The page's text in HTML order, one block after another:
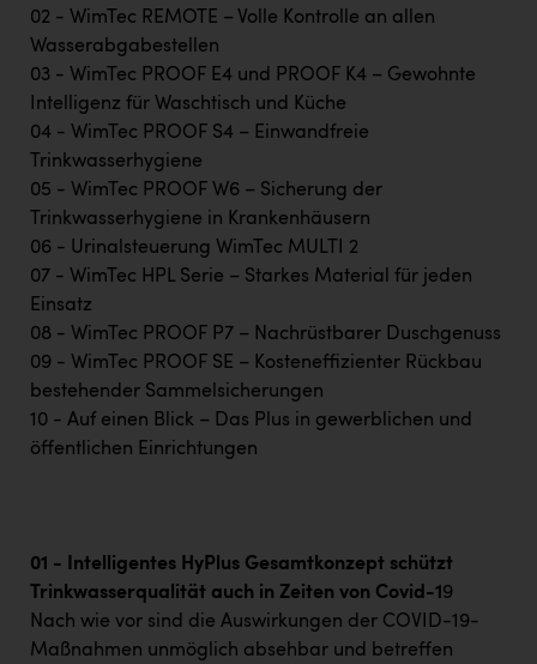
SCRI - Salzburg Cancer Research Institute
SCHMACHTL GmbH
Schwingshandl - automation technology gmbh
Seher + Partner
Smurfit Westrock Nettingsdorf
TCL
TGW Logistics
TRAILOMAT & Cycling Austria
Vier Diamanten
Wirtschaftskammer OÖ
ZGONC
ZULuft - Zukunft Luft Austria
02 - WimTec REMOTE – Volle Kontrolle an allen
Wasserabgabestellen
03 - WimTec PROOF E4 und PROOF K4 – Gewohnte
Intelligenz für Waschtisch und Küche
04 - WimTec PROOF S4 – Einwandfreie
Trinkwasserhygiene
05 - WimTec PROOF W6 – Sicherung der
Trinkwasserhygiene in Krankenhäusern
06 - Urinalsteuerung WimTec MULTI 2
07 - WimTec HPL Serie – Starkes Material für jeden
Einsatz
08 - WimTec PROOF P7 – Nachrüstbarer Duschgenuss
09 - WimTec PROOF SE – Kosteneffizienter Rückbau
bestehender Sammelsicherungen
10 - Auf einen Blick – Das Plus in gewerblichen und
öffentlichen Einrichtungen
01 - Intelligentes HyPlus Gesamtkonzept schützt
Trinkwasserqualität auch in Zeiten von Covid-19
Nach wie vor sind die Auswirkungen der COVID-19-
Maßnahmen unmöglich absehbar und betreffen